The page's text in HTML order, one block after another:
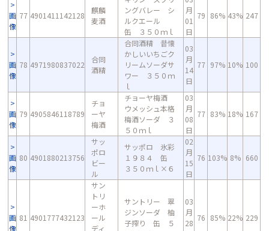
画
像
77 4901411142128
麒麟
麦酒
ングバレー シ
ルクエール
缶 ３５０ｍｌ
月
01
日
79 86% 43% 247
画
像
78 4971980837022
合同
酒精
合同酒精 昔懐
かしいいちごク
リームソーダサ
ワー ３５０ｍ
ｌ
03
月
14
日
77 97% 10% 100
画
像
79 4905846118789
チョ
ーヤ
梅酒
チョーヤ梅酒
ウメッシュ本格
梅酒ソーダ ３
５０ｍｌ
03
月
08
日
77 83% 18% 167
画
像
80 4901880213756
サッ
ポロ
ビー
ル
サッポロ 氷彩
１９８４ 缶
３５０ｍｌ×６
02
月
15
日
76 103% 8% 660
画
像
81 4901777432123
サン
トリ
ーホ
ール
ディ
サントリー 翠
ジンソーダ 柚
子搾り 缶 ５
03
月
28
76 85% 22% 229